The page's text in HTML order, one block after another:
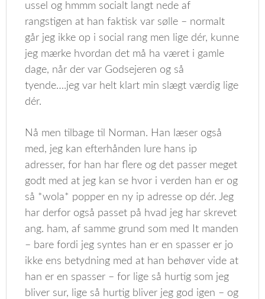
ussel og hmmm socialt langt nede af
rangstigen at han faktisk var sølle – normalt
går jeg ikke op i social rang men lige dér, kunne
jeg mærke hvordan det må ha været i gamle
dage, når der var Godsejeren og så
tyende….jeg var helt klart min slægt værdig lige
dér.
Nå men tilbage til Norman. Han læser også
med, jeg kan efterhånden lure hans ip
adresser, for han har flere og det passer meget
godt med at jeg kan se hvor i verden han er og
så *wola* popper en ny ip adresse op dér. Jeg
har derfor også passet på hvad jeg har skrevet
ang. ham, af samme grund som med It manden
– bare fordi jeg syntes han er en spasser er jo
ikke ens betydning med at han behøver vide at
han er en spasser – for lige så hurtig som jeg
bliver sur, lige så hurtig bliver jeg god igen – og